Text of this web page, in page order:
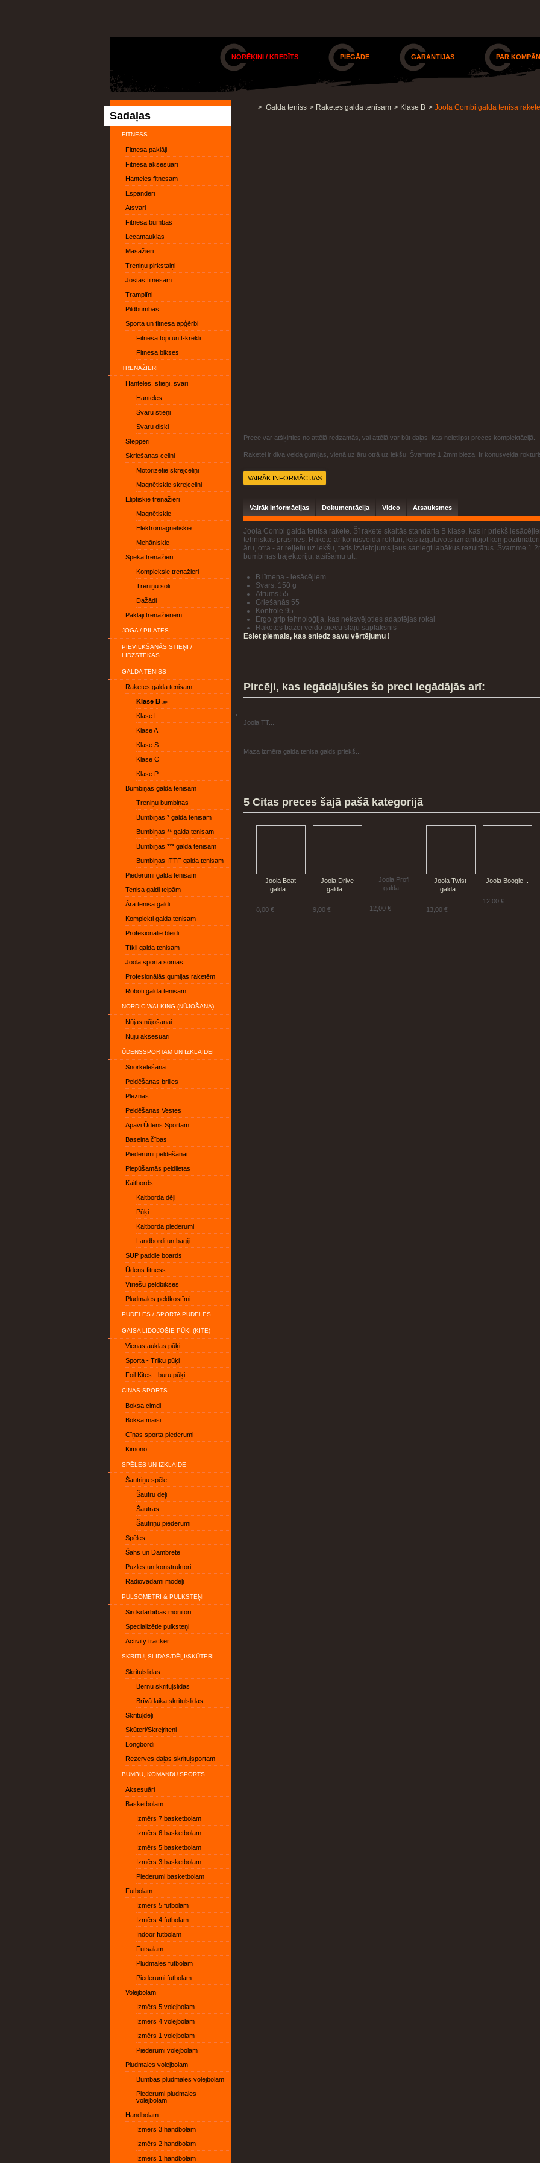
NORĒĶINI / KREDĪTS PIEGĀDE GARANTIJAS PAR
Sadaļas
FITNESS
Fitnesa paklāji
Fitnesa aksesuāri
Hanteles fitnesam
Espanderi
Atsvari
Fitnesa bumbas
Lecamauklas
Masažieri
Treniņu pirkstaiņi
Jostas fitnesam
Tramplīni
Pildbumbas
Sporta un fitnesa apģērbi
Fitnesa topi un t-krekli
Fitnesa bikses
TRENAŽIERI
Hanteles, stieņi, svari
Hanteles
Svaru stieņi
Svaru diski
Stepperi
Skriešanas celiņi
Motorizētie skrejceliņi
Magnētiskie skrejceliņi
Eliptiskie trenažieri
Magnētiskie
Elektromagnētiskie
Mehāniskie
Spēka trenažieri
Kompleksie trenažieri
Treniņu soli
Dažādi
Paklāji trenažieriem
JOGA / PILATES
PIEVILKŠANĀS STIEŅI /
LĪDZSTEKAS
GALDA TENISS
Raketes galda tenisam
Klase B
Klase L
Klase A
Klase S
Klase C
Klase P
Bumbiņas galda tenisam
Treniņu bumbiņas
Bumbiņas * galda tenisam
Bumbiņas ** galda tenisam
Bumbiņas *** galda tenisam
Bumbiņas ITTF galda tenisam
Piederumi galda tenisam
Tenisa galdi telpām
Āra tenisa galdi
Komplekti galda tenisam
Profesionālie bleidi
Tīkli galda tenisam
Joola sporta somas
Profesionālās gumijas raketēm
Roboti galda tenisam
NORDIC WALKING (NŪJOŠANA)
Nūjas nūjošanai
Nūju aksesuāri
ŪDENSSPORTAM UN IZKLAIDEI
Snorkelēšana
Peldēšanas brilles
Pleznas
Peldēšanas Vestes
Apavi Ūdens Sportam
Baseina čības
Piederumi peldēšanai
Piepūšamās peldlietas
Kaitbords
Kaitborda dēļi
Pūķi
Kaitborda piederumi
Landbordi un bagiji
SUP paddle boards
Ūdens fitness
Vīriešu peldbikses
Pludmales peldkostīmi
PUDELES / SPORTA PUDELES
GAISA LIDOJOŠIE PŪĶI (KITE)
Vienas auklas pūķi
Sporta - Triku pūķi
Foil Kites - buru pūķi
CĪŅAS SPORTS
Boksa cimdi
Boksa maisi
Cīņas sporta piederumi
Kimono
SPĒLES UN IZKLAIDE
Šautriņu spēle
Šautru dēļi
Šautras
Šautriņu piederumi
Spēles
Šahs un Dambrete
Puzles un konstruktori
Radiovadāmi modeļi
PULSOMETRI & PULKSTEŅI
Sirdsdarbības monitori
Specializētie pulksteņi
Activity tracker
SKRITUĻSLIDAS/DĒĻI/SKŪTERI
Skrituļslidas
Bērnu skrituļslidas
Brīvā laika skrituļslidas
Skrituļdēļi
Skūteri/Skrejriteņi
Longbordi
Rezerves daļas skrituļsportam
BUMBU, KOMANDU SPORTS
Aksesuāri
Basketbolam
Izmērs 7 basketbolam
Izmērs 6 basketbolam
Izmērs 5 basketbolam
Izmērs 3 basketbolam
Piederumi basketbolam
Futbolam
Izmērs 5 futbolam
Izmērs 4 futbolam
Indoor futbolam
Futsalam
Pludmales futbolam
Piederumi futbolam
Volejbolam
Izmērs 5 volejbolam
Izmērs 4 volejbolam
Izmērs 1 volejbolam
Piederumi volejbolam
Pludmales volejbolam
Bumbas pludmales volejbolam
Piederumi pludmales
volejbolam
Handbolam
Izmērs 3 handbolam
Izmērs 2 handbolam
Izmērs 1 handbolam
> Galda teniss > Raketes galda tenisam > Klase B > Joola Combi galda tenisa rakete
Prece var atšķirties no attēlā redzamās, vai attēlā var būt daļas, kas neietilpst preces komplektācijā.
Raketei ir diva veida gumijas, vienā uz āru otrā uz iekšu. Švamme 1.2mm bieza. Ir konusveida
VAIRĀK INFORMĀCIJAS
Vairāk informācijas Dokumentācija Video Atsauksmes
Joola Combi galda tenisa rakete. Šī rakete skaitās standarta B klase, kas ir priekš
tehniskās prasmes. Rakete ar konusveida rokturi, kas izgatavots izmantojot
āru, otra - ar reljefu uz iekšu, tads izvietojums ļaus saniegt labākus rezultātus. Švamme
bumbiņas trajektoriju, atsišamu utt.
B līmeņa - iesācējiem.
Svars: 150 g
Ātrums 55
Griešanās 55
Kontrole 95
Ergo grip tehnoloģija, kas nekavējoties adaptējas rokai
Raketes bāzei veido piecu slāju saplāksnis
Esiet piemais, kas sniedz savu vērtējumu !
Pircēji, kas iegādājušies šo preci iegādājās arī:
Joola TT...
Maza izmēra galda tenisa galds priekš...
5 Citas preces šajā pašā kategorijā
Joola Beat
galda...
8,00 €
Joola Drive
galda...
9,00 €
Joola Profi
galda...
12,00 €
Joola Twist
galda...
13,00 €
Joola Boogie...
12,00 €